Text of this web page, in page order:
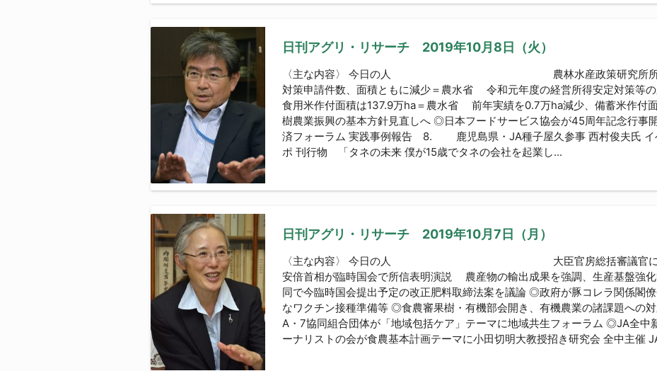
日刊アグリ・リサーチ 2019年10月8日（火）
〈主な内容〉 今日の人 農林水産政策研究所所長の
対策申請件数、面積ともに減少＝農水省 令和元年度の経営所得安定対策等
食用米作付面積は137.9万ha＝農水省 前年実績を0.7万ha減少、備蓄米作付
樹農業振興の基本方針見直しへ ◎日本フードサービス協会が45周年記念行事
済フォーラム 実践事例報告 8. 鹿児島県・JA種子屋久参事 西村俊夫氏
ポ 刊行物 「タネの未来 僕が15歳でタネの会社を起業し...
日刊アグリ・リサーチ 2019年10月7日（月）
〈主な内容〉 今日の人 大臣官房総括審議官に就任
安倍首相が臨時国会で所信表明演説 農産物の輸出成果を強調、生産基盤強
同で今臨時国会提出予定の改正肥料取締法案を議論 ◎政府が豚コレラ関係閣
なワクチン接種準備等 ◎食農審果樹・有機部会開き、有機農業の諸課題への
A・7協同組合団体が「地域包括ケア」テーマに地域共生フォーラム ◎JA全中
ーナリストの会が食農基本計画テーマに小田切明大教授招き研究会 全中主催